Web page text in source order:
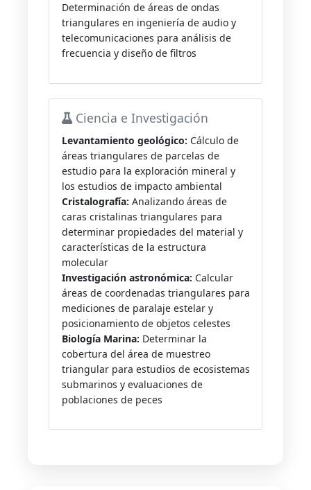
Determinación de áreas de ondas
triangulares en ingeniería de audio y
telecomunicaciones para análisis de
frecuencia y diseño de filtros
Ciencia e Investigación
Levantamiento geológico: Cálculo de
áreas triangulares de parcelas de
estudio para la exploración mineral y
los estudios de impacto ambiental
Cristalografía: Analizando áreas de
caras cristalinas triangulares para
determinar propiedades del material y
características de la estructura
molecular
Investigación astronómica: Calcular
áreas de coordenadas triangulares para
mediciones de paralaje estelar y
posicionamiento de objetos celestes
Biología Marina: Determinar la
cobertura del área de muestreo
triangular para estudios de ecosistemas
submarinos y evaluaciones de
poblaciones de peces